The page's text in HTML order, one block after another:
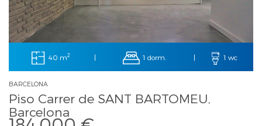
40 m2 | 1 dorm. | 1 wc
BARCELONA
Piso Carrer de SANT BARTOMEU,
Barcelona